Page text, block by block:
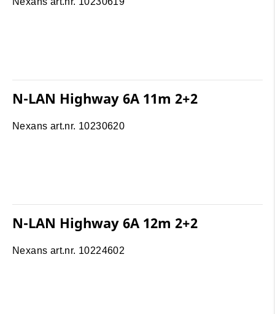
N-LAN Highway 6A 11m 2+2
Nexans art.nr. 10230620
N-LAN Highway 6A 12m 2+2
Nexans art.nr. 10224602